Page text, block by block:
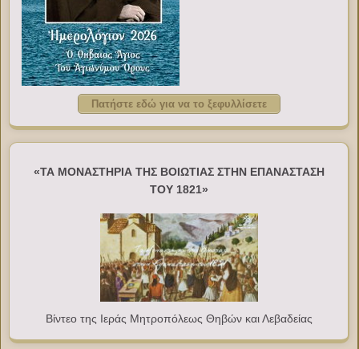
Πατήστε εδώ για να το ξεφυλλίσετε
«ΤΑ ΜΟΝΑΣΤΗΡΙΑ ΤΗΣ ΒΟΙΩΤΙΑΣ ΣΤΗΝ ΕΠΑΝΑΣΤΑΣΗ
ΤΟΥ 1821»
Βίντεο της Ιεράς Μητροπόλεως Θηβών και Λεβαδείας